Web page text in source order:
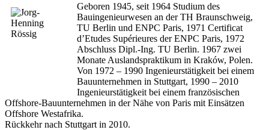
Geboren 1945, seit 1964 Studium des
Bauingenieurwesen an der TH Braunschweig,
TU Berlin und ENPC Paris, 1971 Certificat
d’Etudes Supérieures der ENPC Paris, 1972
Abschluss Dipl.-Ing. TU Berlin. 1967 zwei
Monate Auslandspraktikum in Kraków, Polen.
Von 1972 – 1990 Ingenieurstätigkeit bei einem
Bauunternehmen in Stuttgart, 1990 – 2010
Ingenieurstätigkeit bei einem französischen
Offshore-Bauunternehmen in der Nähe von Paris mit Einsätzen
Offshore Westafrika.
Rückkehr nach Stuttgart in 2010.